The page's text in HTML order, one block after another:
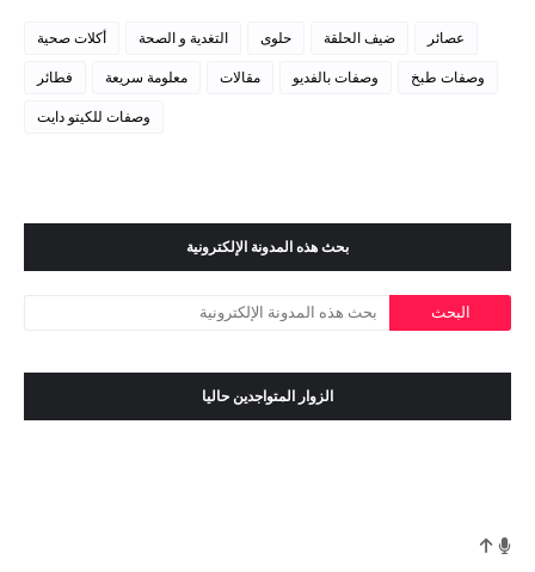
أكلات صحية التغدية و الصحة حلوى ضيف الحلقة عصائر
فطائر معلومة سريعة مقالات وصفات بالفديو وصفات طبخ
وصفات للكيتو دايت
بحث هذه المدونة الإلكترونية
الزوار المتواجدين حاليا